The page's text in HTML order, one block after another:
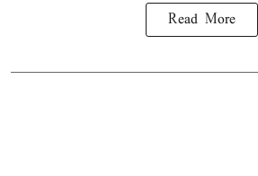
Read More